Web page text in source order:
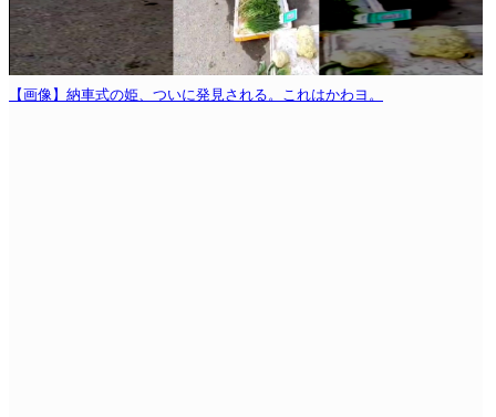
【画像】納車式の姫、ついに発見される。これはかわヨ。